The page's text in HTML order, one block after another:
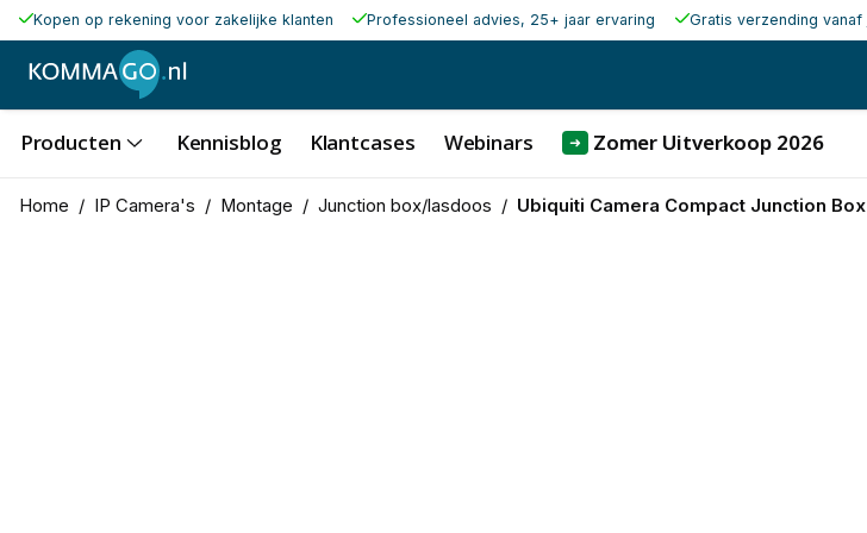
Kopen op rekening voor zakelijke klanten Professioneel advies, 25+ jaar ervaring Gratis verzending vanaf
Producten Kennisblog Klantcases Webinars ➜ Zomer Uitverkoop 2026
Home / IP Camera's / Montage / Junction box/lasdoos / Ubiquiti Camera Compact Junction Box